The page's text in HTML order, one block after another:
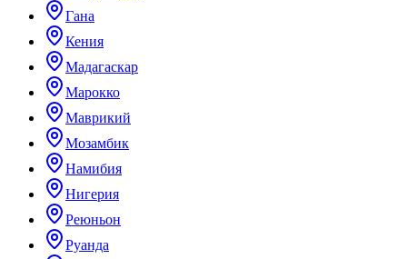
Гана
Кения
Мадагаскар
Марокко
Маврикий
Мозамбик
Намибия
Нигерия
Реюньон
Руанда